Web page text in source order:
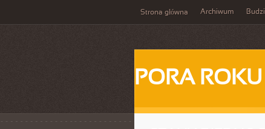
Strona główna Archiwum Budzi
PORA ROKU